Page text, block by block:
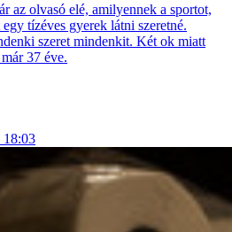
az olvasó elé, amilyennek a sportot,
tízéves gyerek látni szeretné.
szeret mindenkit. Két ok miatt
37 éve.
18:03